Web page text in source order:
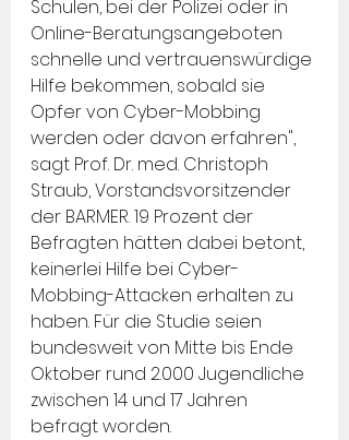
Schulen, bei der Polizei oder in
Online-Beratungsangeboten
schnelle und vertrauenswürdige
Hilfe bekommen, sobald sie
Opfer von Cyber-Mobbing
werden oder davon erfahren",
sagt Prof. Dr. med. Christoph
Straub, Vorstandsvorsitzender
der BARMER. 19 Prozent der
Befragten hätten dabei betont,
keinerlei Hilfe bei Cyber-
Mobbing-Attacken erhalten zu
haben. Für die Studie seien
bundesweit von Mitte bis Ende
Oktober rund 2.000 Jugendliche
zwischen 14 und 17 Jahren
befragt worden.